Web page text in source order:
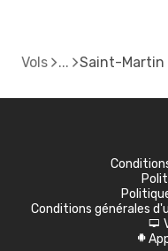
Vols Saint-Martin
Conditions générales
d
A